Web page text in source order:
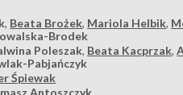
, Beata Brożek, Mariola Helbik,
Brodek
Poleszak, Beata Kacprzak,
Pabjańczyk
Śpiewak
Antoszczyk